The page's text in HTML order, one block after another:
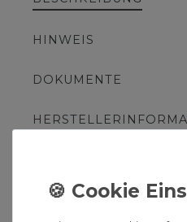
HINWEIS
DOKUMENTE
Hansgrohe